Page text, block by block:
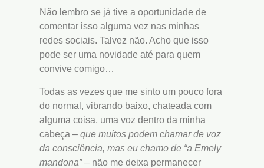
Não lembro se já tive a oportunidade de
comentar isso alguma vez nas minhas
redes sociais. Talvez não. Acho que isso
pode ser uma novidade até para quem
convive comigo…
Todas as vezes que me sinto um pouco fora
do normal, vibrando baixo, chateada com
alguma coisa, uma voz dentro da minha
cabeça –que muitos podem chamar de voz
da consciência, mas eu chamo de “a Emely
mandona”– não me deixa permanecer